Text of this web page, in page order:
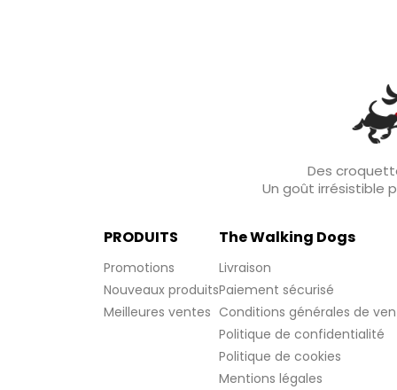
Des
Un goût irrésistible
PRODUITS
Promotions
Nouveaux produits
Meilleures ventes
The Walking Dogs
Livraison
Paiement sécurisé
Conditions générales de
Politique de confidentialité
Politique de cookies
Mentions légales